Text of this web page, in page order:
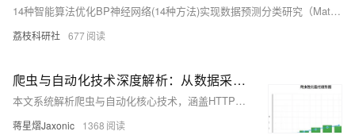
14种智能算法优化BP神经网络(14种方法)实现数据预测分类研究（Matlab代码实现）
荔枝科研社 677
爬虫与自动化技术深度解析：从数据采集到智能运维的完整实战指南
本文系统解析爬虫与自动化核心技术，涵盖HTTP请求、数据解析、分布式架构及反爬策略，结合Scrapy、Selenium等框架实战，助力构建高效、稳定、合规的数据采集系统。
蒋星熠Jaxonic 1368